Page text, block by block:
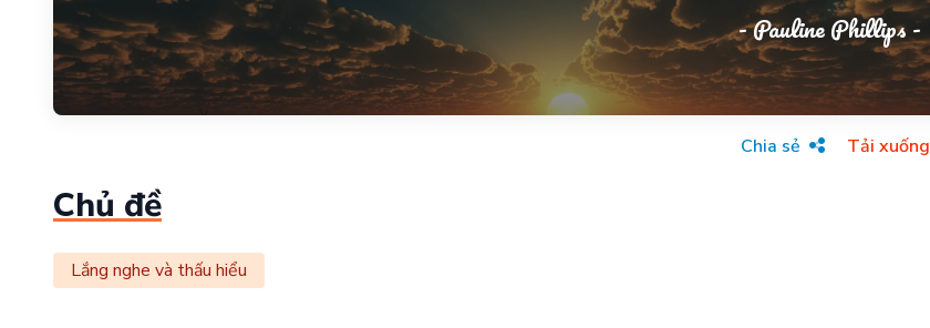
- Pauline Phillips -
Chia sẻ Tải xuống
Chủ đề
Lắng nghe và thấu hiểu